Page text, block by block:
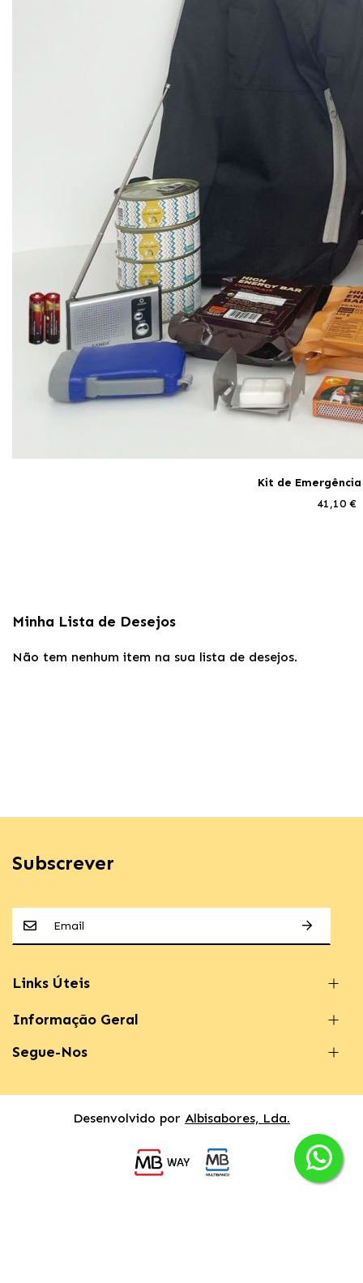
Kit de Emergência
41,10 €
Minha Lista de Desejos
Não tem nenhum item na sua lista de desejos.
Subscrever
Links Úteis
Informação Geral
Segue-Nos
Desenvolvido por Albisabores, Lda.